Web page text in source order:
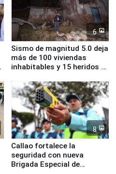
6
Sismo de magnitud 5.0 deja
más de 100 viviendas
inhabitables y 15 heridos en
8
Callao fortalece la
seguridad con nueva
Brigada Especial de